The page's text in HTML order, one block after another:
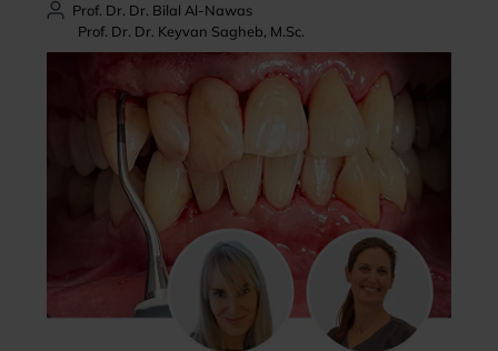
Prof. Dr. Dr. Bilal Al-Nawas
Prof. Dr. Dr. Keyvan Sagheb, M.Sc.